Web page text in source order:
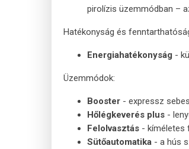
pirolízis üzemmódban –
Hatékonyság és
Energiahatékonyság -
Üzemmódok:
Booster - expressz
Hőlégkeverés plus -
Felolvasztás - kíméletes
Sütőautomatika - a hús